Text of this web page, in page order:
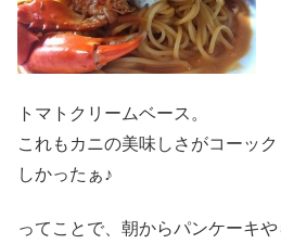
トマトクリームベース。
これもカニの美味しさがコーッ
しかったぁ♪
ってことで、朝からパンケーキ